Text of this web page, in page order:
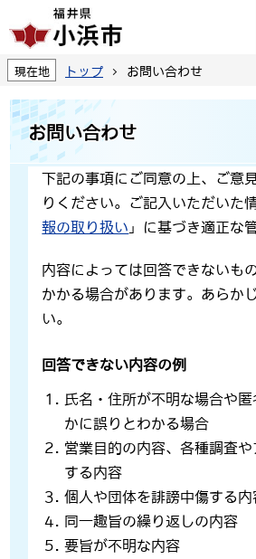
現在地 トップ お問い合わせ
お問い合わせ
下記の事項にご同意の上、ご意
りください。ご記入いただいた
報の取り扱い 」に基づき適正な
内容によっては回答できないも
かかる場合があります。あらか
い。
回答できない内容の例
氏名・住所が不明な場合や
かに誤りとわかる場合
営業目的の内容、各種調査
する内容
個人や団体を誹謗中傷する内
同一趣旨の繰り返しの内容
要旨が不明な内容